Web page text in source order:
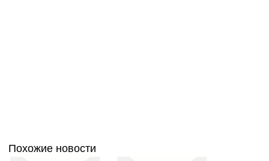
Похожие новости